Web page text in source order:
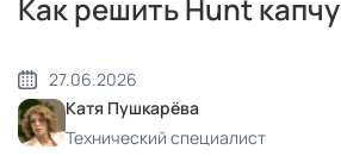
Как решить Hunt капчу
27.06.2026
Катя Пушкарёва
Технический специалист